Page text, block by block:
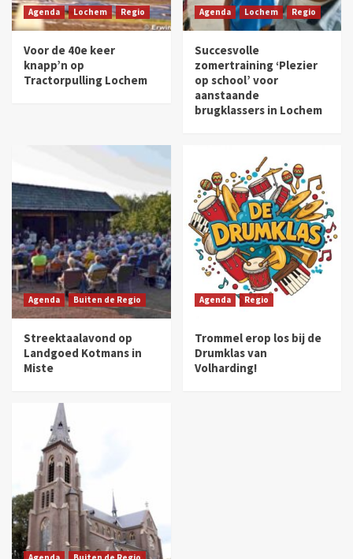
Agenda Lochem Regio
Voor de 40e keer
knapp’n op
Tractorpulling Lochem
Agenda Lochem Regio
Succesvolle
zomertraining ‘Plezier
op school’ voor
aanstaande
brugklassers in Lochem
Agenda Buiten de Regio
Streektaalavond op
Landgoed Kotmans in
Miste
Agenda Regio
Trommel erop los bij de
Drumklas van
Volharding!